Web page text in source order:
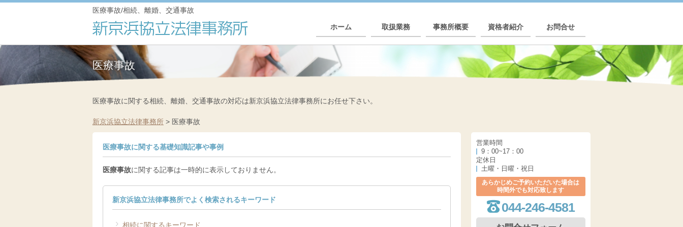
医療事故/相続、離婚、交通事故
ホーム 取扱業務 事務所概要 資格者紹介 お問合せ
医療事故
医療事故に関する相続、離婚、交通事故の対応は新京浜協立法律事務所にお任せ下さい。
新京浜協立法律事務所 > 医療事故
医療事故に関する基礎知識記事や事例
医療事故に関する記事は一時的に表示しておりません。
新京浜協立法律事務所でよく検索されるキーワード
相続に関するキーワード
営業時間
9：00~17：00
定休日
土曜・日曜・祝日
あらかじめご予約いただいた場合は
時間外でも対応致します
044-246-4581